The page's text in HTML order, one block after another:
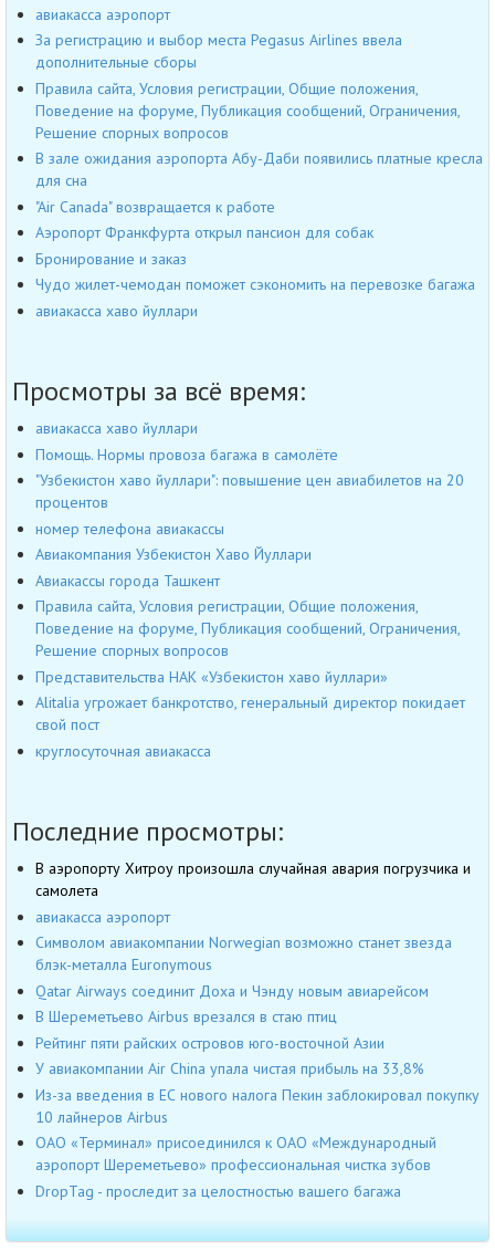
авиакасса аэропорт
За регистрацию и выбор места Pegasus Airlines ввела
дополнительные сборы
Правила сайта, Условия регистрации, Общие положения,
Поведение на форуме, Публикация сообщений, Ограничения,
Решение спорных вопросов
В зале ожидания аэропорта Абу-Даби появились платные кресла
для сна
"Air Canada" возвращается к работе
Аэропорт Франкфурта открыл пансион для собак
Бронирование и заказ
Чудо жилет-чемодан поможет сэкономить на перевозке багажа
авиакасса хаво йуллари
Просмотры за всё время:
авиакасса хаво йуллари
Помощь. Нормы провоза багажа в самолёте
"Узбекистон хаво йуллари": повышение цен авиабилетов на 20
процентов
номер телефона авиакассы
Авиакомпания Узбекистон Хаво Йуллари
Авиакассы города Ташкент
Правила сайта, Условия регистрации, Общие положения,
Поведение на форуме, Публикация сообщений, Ограничения,
Решение спорных вопросов
Представительства НАК «Узбекистон хаво йуллари»
Alitalia угрожает банкротство, генеральный директор покидает
свой пост
круглосуточная авиакасса
Последние просмотры:
В аэропорту Хитроу произошла случайная авария погрузчика и
самолета
авиакасса аэропорт
Символом авиакомпании Norwegian возможно станет звезда
блэк-металла Euronymous
Qatar Airways соединит Доха и Чэнду новым авиарейсом
В Шереметьево Airbus врезался в стаю птиц
Рейтинг пяти райских островов юго-восточной Азии
У авиакомпании Air China упала чистая прибыль на 33,8%
Из-за введения в ЕС нового налога Пекин заблокировал покупку
10 лайнеров Airbus
ОАО «Терминал» присоединился к ОАО «Международный
аэропорт Шереметьево» профессиональная чистка зубов
DropTag - проследит за целостностью вашего багажа